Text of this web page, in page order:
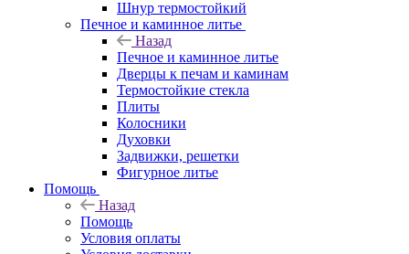
Шнур термостойкий
Печное и каминное литье
Назад
Печное и каминное литье
Дверцы к печам и каминам
Термостойкие стекла
Плиты
Колосники
Духовки
Задвижки, решетки
Фигурное литье
Помощь
Назад
Помощь
Условия оплаты